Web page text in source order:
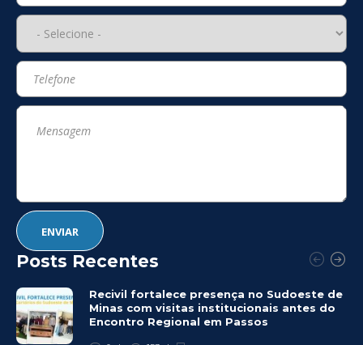
Posts Recentes
Recivil fortalece presença no Sudoeste de
Minas com visitas institucionais antes do
Encontro Regional em Passos